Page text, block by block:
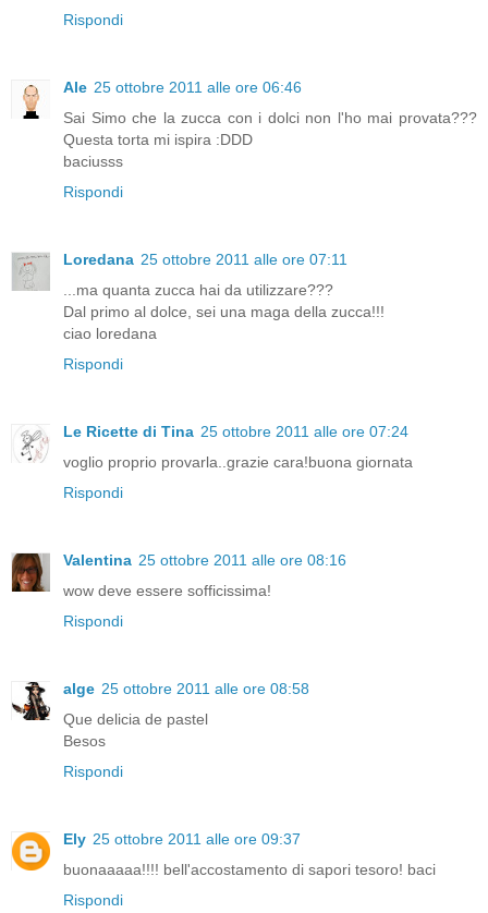
Rispondi
Ale 25 ottobre 2011 alle ore 06:46
Sai Simo che la zucca con i dolci non l'ho mai provata???
Questa torta mi ispira :DDD
baciusss
Rispondi
Loredana 25 ottobre 2011 alle ore 07:11
...ma quanta zucca hai da utilizzare???
Dal primo al dolce, sei una maga della zucca!!!
ciao loredana
Rispondi
Le Ricette di Tina 25 ottobre 2011 alle ore 07:24
voglio proprio provarla..grazie cara!buona giornata
Rispondi
Valentina 25 ottobre 2011 alle ore 08:16
wow deve essere sofficissima!
Rispondi
alge 25 ottobre 2011 alle ore 08:58
Que delicia de pastel
Besos
Rispondi
Ely 25 ottobre 2011 alle ore 09:37
buonaaaaa!!!! bell'accostamento di sapori tesoro! baci
Rispondi